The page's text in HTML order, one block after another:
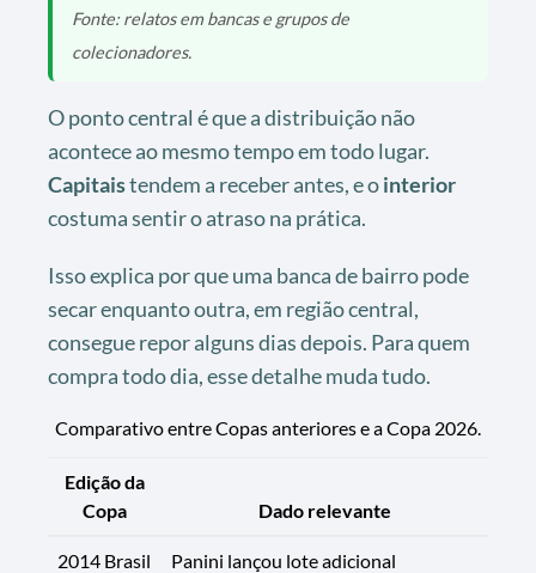
Fonte: relatos em bancas e grupos de
colecionadores.
O ponto central é que a distribuição não
acontece ao mesmo tempo em todo lugar.
Capitaistendem a receber antes, e ointerior
costuma sentir o atraso na prática.
Isso explica por que uma banca de bairro pode
secar enquanto outra, em região central,
consegue repor alguns dias depois. Para quem
compra todo dia, esse detalhe muda tudo.
Comparativo entre Copas anteriores e a Copa 2026.
Edição da
Copa
Dado relevante
2014 Brasil
Panini lançou lote adicional